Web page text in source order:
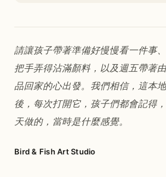
請讓孩子帶著準備好慢慢看一件事
把手弄得沾滿顏料，以及週五帶著
品回家的心出發。我們相信，這本
後，每次打開它，孩子們都會記得
天做的，當時是什麼感覺。
Bird & Fish Art Studio